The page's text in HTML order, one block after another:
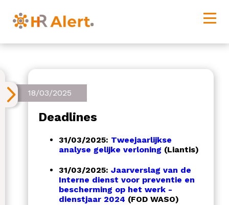
18/03/2025
Deadlines
31/03/2025: Tweejaarlijkse
analyse gelijke verloning (Liantis)
31/03/2025: Jaarverslag van de
Interne dienst voor preventie en
bescherming op het werk -
dienstjaar 2024 (FOD WASO)